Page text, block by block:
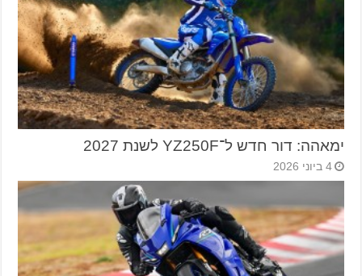
ימאהה: דור חדש ל־YZ250F לשנת 2027
4 ביוני 2026